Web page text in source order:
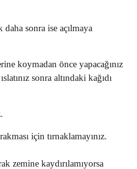
daha sonra ise açılmaya
koymadan önce yapacağınız
sonra altındaki kağıdı
için tırnaklamayınız.
zemine kaydırılamıyorsa